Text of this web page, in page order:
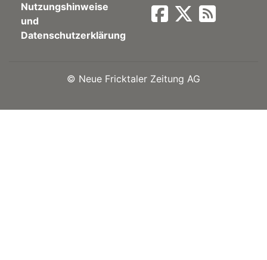
Nutzungshinweise
und
Datenschutzerklärung
© Neue Fricktaler Zeitung AG